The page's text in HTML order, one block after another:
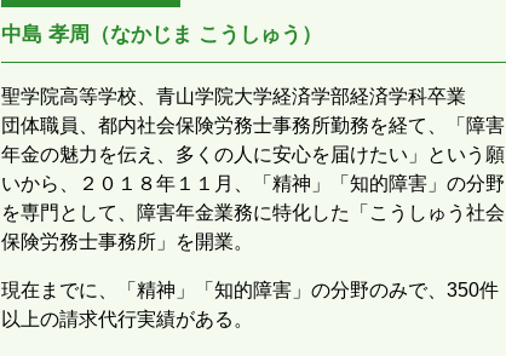
中島 孝周（なかじま こうしゅう）
聖学院高等学校、青山学院大学経済学部経済学科卒業
団体職員、都内社会保険労務士事務所勤務を経て、「障害
年金の魅力を伝え、多くの人に安心を届けたい」という願
いから、２０１８年１１月、「精神」「知的障害」の分野
を専門として、障害年金業務に特化した「こうしゅう社会
保険労務士事務所」を開業。
現在までに、「精神」「知的障害」の分野のみで、350件
以上の請求代行実績がある。